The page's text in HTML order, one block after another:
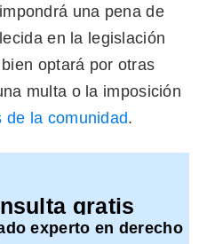
una pena de
en la legislación
optará por otras
multa o la imposición
de la comunidad.
gratis
experto en derecho